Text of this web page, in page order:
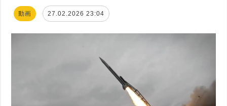
動画 27.02.2026 23:04